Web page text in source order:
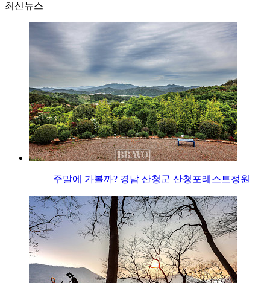
최신뉴스
주말에 가볼까? 경남 산청군 산청포레스트정원